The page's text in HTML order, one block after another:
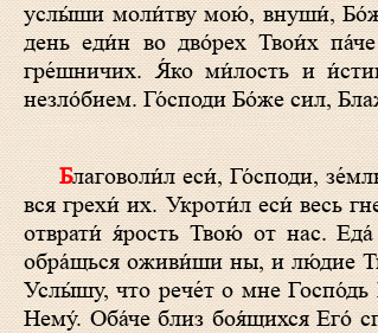
услы́ши моли́тву мою́, внуши́,
день еди́н во дво́рех Твои́х
гре́шничих. Я́ко ми́лость и
незло́бием. Го́споди Бо́же сил,
Благоволи́л еси́, Го́споди, зе́млю Твою́, возврати́л еси́ плен Иа́ковль: оста́вил еси́ беззако́ния люде́й Твои́х, покры́л еси́
вся грехи́ их. Укроти́л еси́ весь
отврати́ я́рость Твою́ от нас.
обра́щься оживи́ши ны, и лю́дие
Услы́шу, что рече́т о мне
Нему́. Оба́че близ боя́щихся Его́